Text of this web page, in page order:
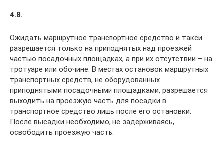
4.8.
Ожидать маршрутное транспортное средство и такси
разрешается только на приподнятых над проезжей
частью посадочных площадках, а при их отсутствии – на
тротуаре или обочине. В местах остановок маршрутных
транспортных средств, не оборудованных
приподнятыми посадочными площадками, разрешается
выходить на проезжую часть для посадки в
транспортное средство лишь после его остановки.
После высадки необходимо, не задерживаясь,
освободить проезжую часть.